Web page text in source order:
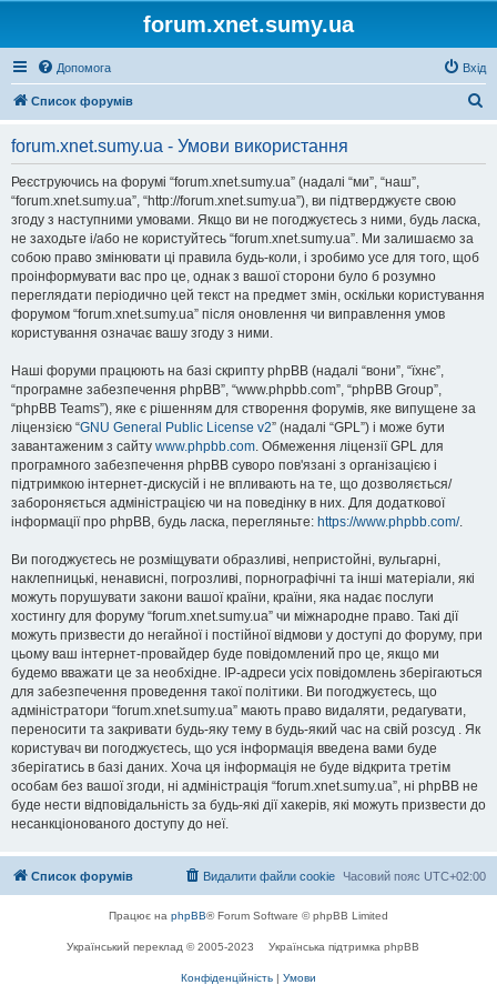
forum.xnet.sumy.ua
Допомога Вхід
Список форумів
forum.xnet.sumy.ua - Умови використання
Реєструючись на форумі “forum.xnet.sumy.ua” (надалі “ми”, “наш”,
“forum.xnet.sumy.ua”, “http://forum.xnet.sumy.ua”), ви підтверджуєте свою
згоду з наступними умовами. Якщо ви не погоджуєтесь з ними, будь ласка,
не заходьте і/або не користуйтесь “forum.xnet.sumy.ua”. Ми залишаємо за
собою право змінювати ці правила будь-коли, і зробимо усе для того, щоб
проінформувати вас про це, однак з вашої сторони було б розумно
переглядати періодично цей текст на предмет змін, оскільки користування
форумом “forum.xnet.sumy.ua” після оновлення чи виправлення умов
користування означає вашу згоду з ними.
Наші форуми працюють на базі скрипту phpBB (надалі “вони”, “їхнє”,
“програмне забезпечення phpBB”, “www.phpbb.com”, “phpBB Group”,
“phpBB Teams”), яке є рішенням для створення форумів, яке випущене за
ліцензією “GNU General Public License v2” (надалі “GPL”) і може бути
завантаженим з сайту www.phpbb.com. Обмеження ліцензії GPL для
програмного забезпечення phpBB суворо пов'язані з організацією і
підтримкою інтернет-дискусій і не впливають на те, що дозволяється/
забороняється адміністрацією чи на поведінку в них. Для додаткової
інформації про phpBB, будь ласка, перегляньте: https://www.phpbb.com/.
Ви погоджуєтесь не розміщувати образливі, непристойні, вульгарні,
наклепницькі, ненависні, погрозливі, порнографічні та інші матеріали, які
можуть порушувати закони вашої країни, країни, яка надає послуги
хостингу для форуму “forum.xnet.sumy.ua” чи міжнародне право. Такі дії
можуть призвести до негайної і постійної відмови у доступі до форуму, при
цьому ваш інтернет-провайдер буде повідомлений про це, якщо ми
будемо вважати це за необхідне. IP-адреси усіх повідомлень зберігаються
для забезпечення проведення такої політики. Ви погоджуєтесь, що
адміністратори “forum.xnet.sumy.ua” мають право видаляти, редагувати,
переносити та закривати будь-яку тему в будь-який час на свій розсуд . Як
користувач ви погоджуєтесь, що уся інформація введена вами буде
зберігатись в базі даних. Хоча ця інформація не буде відкрита третім
особам без вашої згоди, ні адміністрація “forum.xnet.sumy.ua”, ні phpBB не
буде нести відповідальність за будь-які дії хакерів, які можуть призвести до
несанкціонованого доступу до неї.
Список форумів Часовий пояс UTC+02:00
Видалити файли cookie
Працює на phpBB® Forum Software © phpBB Limited
Український переклад © 2005-2023 Українська підтримка phpBB
Конфіденційність | Умови